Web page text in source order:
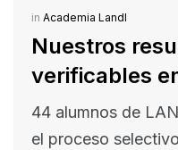
in Academia Landl
Nuestros
verificables
44 alumnos de
el proceso